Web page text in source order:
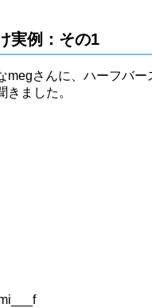
実例：その1
さんに、ハーフバー
ました。